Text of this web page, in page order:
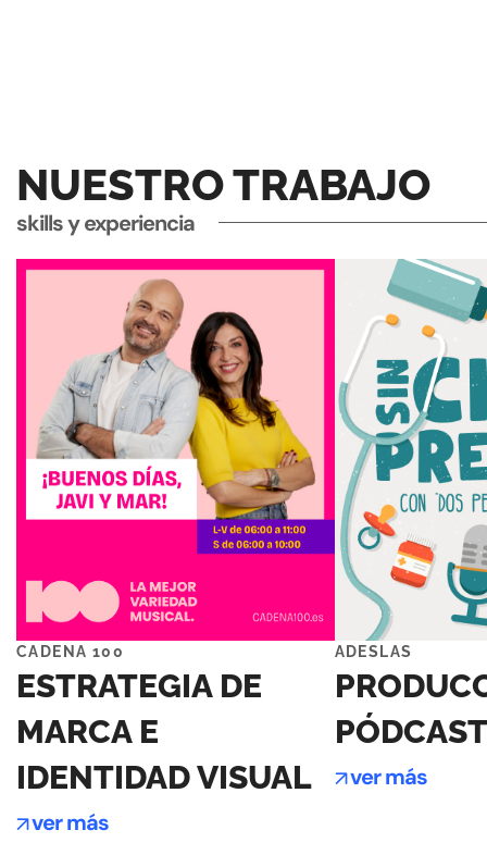
skills y experiencia
NUESTRO TRABAJO
CADENA 100
ESTRATEGIA DE
MARCA E
IDENTIDAD VISUAL
ver más
ADESLAS
ver más